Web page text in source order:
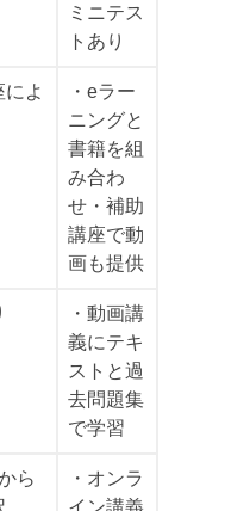
ミニテス
トあり
によ
・eラー
ニングと
書籍を組
み合わ
せ ・補助
講座で動
画も提供
・動画講
義にテキ
ストと過
去問題集
で学習
ら
・オンラ